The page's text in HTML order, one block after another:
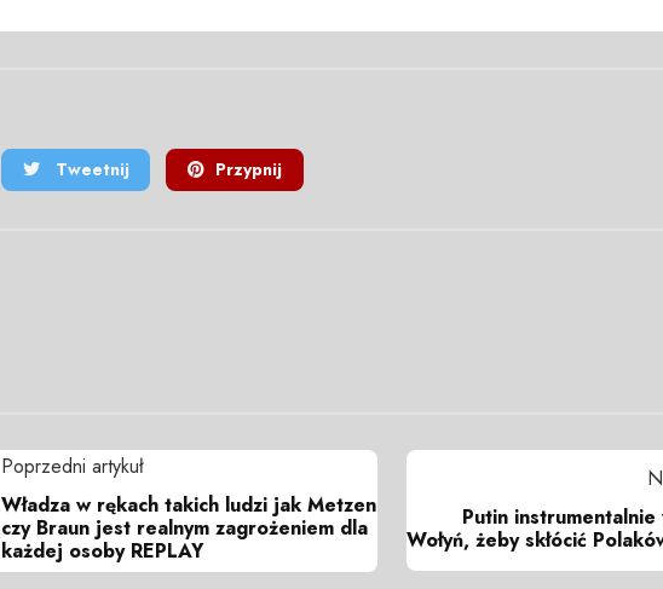
Tweetnij Przypnij
Poprzedni artykuł
Władza w rękach takich ludzi jak Metzen
czy Braun jest realnym zagrożeniem dla
każdej osoby REPLAY
Putin
Wołyń, żeby skłócić